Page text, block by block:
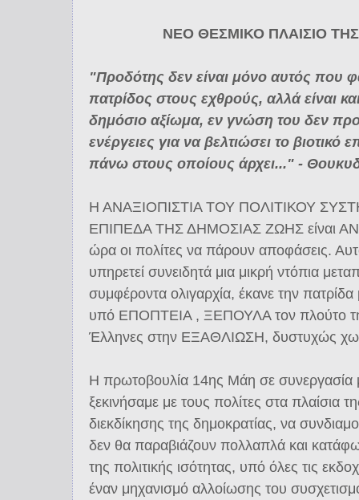
ΝΕΟ ΘΕΣΜΙΚΟ ΠΛΑΙΣΙΟ
"Προδότης δεν είναι μόνο αυτός που
πατρίδος στους εχθρούς, αλλά είναι
δημόσιο αξίωμα, εν γνώση του δεν
ενέργειες για να βελτιώσει το
πάνω στους οποίους άρχει..." -
Η ΑΝΑΞΙΟΠΙΣΤΙΑ ΤΟΥ ΠΟΛΙΤΙΚΟΥ
ΕΠΙΠΕΔΑ ΤΗΣ ΔΗΜΟΣΙΑΣ ΖΩΗΣ είναι
ώρα οι πολίτες να πάρουν αποφάσεις.
υπηρετεί συνειδητά μια μικρή ντόπια
συμφέροντα ολιγαρχία, έκανε την
υπό ΕΠΟΠΤΕΙΑ , ΞΕΠΟΥΛΑ τον πλούτο
Έλληνες στην ΕΞΑΘΛΙΩΣΗ, δυστυχώς
Η πρωτοβουλία 14ης Μάη σε συνεργασία
ξεκινήσαμε με τους πολίτες στα πλαίσια
διεκδίκησης της δημοκρατίας, να
δεν θα παραβιάζουν πολλαπλά και
της πολιτικής ισότητας, υπό όλες τις
έναν μηχανισμό αλλοίωσης του